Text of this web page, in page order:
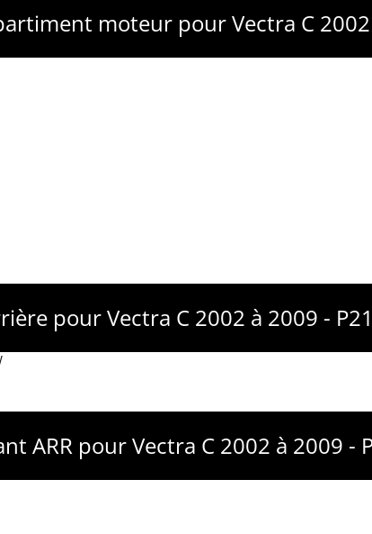
moteur pour Vectra C
pour Vectra C 2002 à 2009 -
ARR pour Vectra C 2002 à 2009 -